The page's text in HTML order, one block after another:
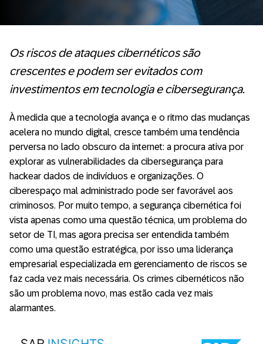
Os riscos de ataques cibernéticos são
crescentes e podem ser evitados com
investimentos em tecnologia e cibersegurança.
À medida que a tecnologia avança e o ritmo das mudanças
acelera no mundo digital, cresce também uma tendência
perversa no lado obscuro da internet: a procura ativa por
explorar as vulnerabilidades da cibersegurança para
hackear dados de indivíduos e organizações. O
ciberespaço mal administrado pode ser favorável aos
criminosos. Por muito tempo, a segurança cibernética foi
vista apenas como uma questão técnica, um problema do
setor de TI, mas agora precisa ser entendida também
como uma questão estratégica, por isso uma liderança
empresarial especializada em gerenciamento de riscos se
faz cada vez mais necessária. Os crimes cibernéticos não
são um problema novo, mas estão cada vez mais
alarmantes.